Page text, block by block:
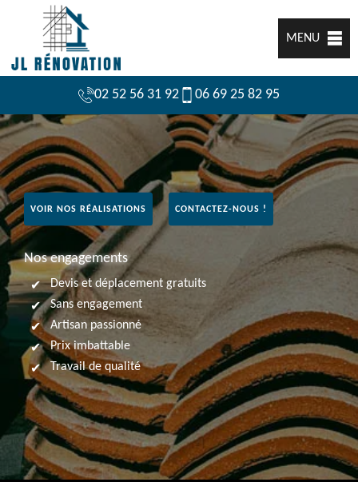
MENU
02 52 56 31 92 06 69 25 82 95
VOIR NOS RÉALISATIONS CONTACTEZ-NOUS !
Nos engagements
Devis et déplacement gratuits
Sans engagement
Artisan passionné
Prix imbattable
Travail de qualité